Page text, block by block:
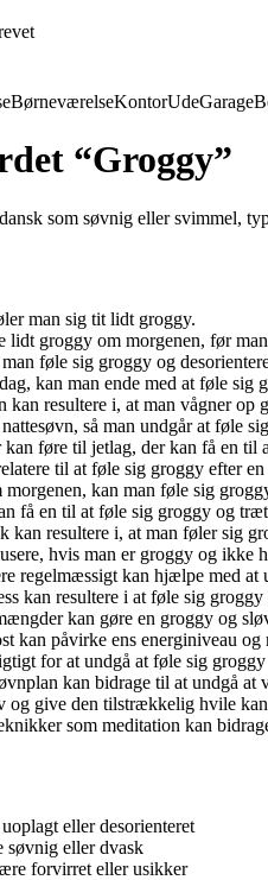
BørneværelseKontorUdeGarage
“Groggy”
som søvnig eller svimmel,
man sig tit lidt groggy.
lidt groggy om morgenen, før
føle sig groggy og
kan man ende med at føle sig
kan resultere i, at man vågner op
så man undgår at føle
kan føre til jetlag, der kan få en til
til at føle sig groggy efter
kan man føle sig
få en til at føle sig groggy og
kan resultere i, at man føler sig
hvis man er groggy og ikke
regelmæssigt kan hjælpe med at
kan resultere i at føle sig
kan gøre en groggy og
kan påvirke ens energiniveau
for at undgå at føle sig
kan bidrage til at undgå at
og give den tilstrækkelig hvile
som meditation kan
eller desorienteret
søvnig eller dvask
forvirret eller usikker